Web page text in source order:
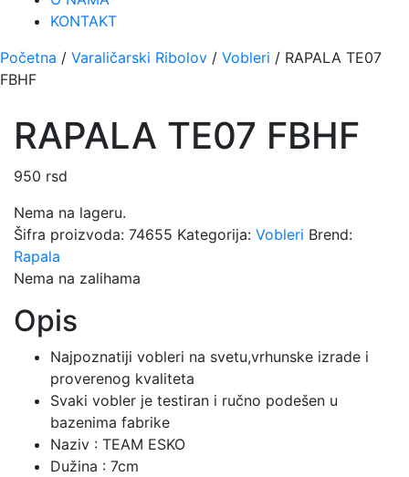
KONTAKT
Početna / Varaličarski Ribolov / Vobleri / RAPALA TE07
FBHF
RAPALA TE07 FBHF
950 rsd
Nema na lageru.
Šifra proizvoda: 74655 Kategorija: Vobleri Brend:
Rapala
Nema na zalihama
Opis
Najpoznatiji vobleri na svetu,vrhunske izrade i
proverenog kvaliteta
Svaki vobler je testiran i ručno podešen u
bazenima fabrike
Naziv : TEAM ESKO
Dužina : 7cm